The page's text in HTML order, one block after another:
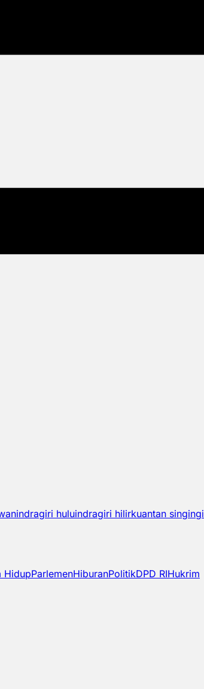
indragiri huluindragiri hilirkuantan singingi
HidupParlemenHiburanPolitikDPD RIHukrim